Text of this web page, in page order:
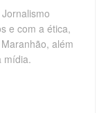
e com a ética,
além
mídia.